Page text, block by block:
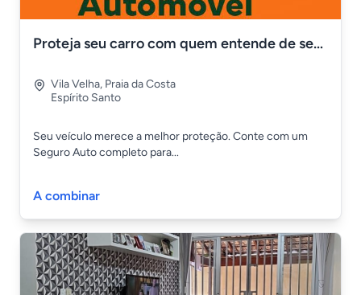
Proteja seu carro com quem entende de segurança
Vila Velha, Praia da Costa
Espírito Santo
Seu veículo merece a melhor proteção. Conte com um
Seguro Auto completo para...
A combinar